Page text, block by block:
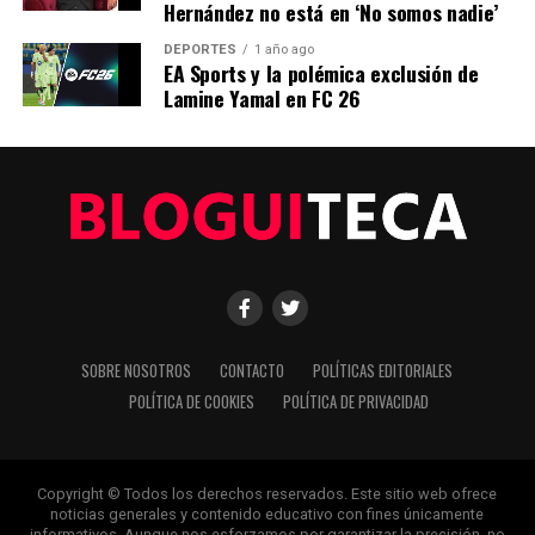
Editorial
hechos, los verificamos con rigor y contamos las historias que
dan forma a nuestro mundo. Impulsados por la integridad y
titulares cambian cada minuto, puedes contar con nosotros
bandeja de plata.
Hernández no está en ‘No somos nadie’
DEPORTES 1 año ago
EA Sports y la polémica exclusión de
Lamine Yamal en FC 26
SOBRE NOSOTROS CONTACTO
POLÍTICAS EDITORIALES
POLÍTICA DE COOKIES
POLÍTICA DE PRIVACIDAD
Copyright © Todos los derechos reservados. Este sitio web ofrece
noticias generales y contenido educativo con fines únicamente